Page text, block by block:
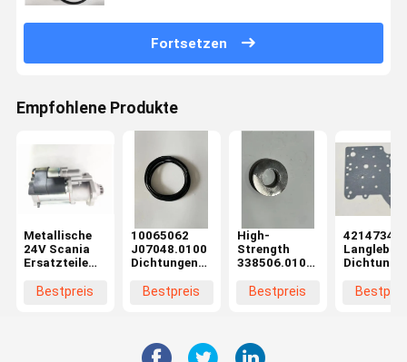
Fortsetzen
Empfohlene Produkte
Metallische
24V Scania
Ersatzteile
Scania
Bestpreis
10065062
J07048.0100
Dichtungen
Generator
Bestpreis
High-
Strength
338506.0100
Standard
Bestpreis
4214734
Langlebige